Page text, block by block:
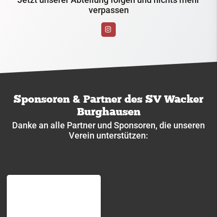
verpassen
Sponsoren & Partner des SV Wacker
Burghausen
Danke an alle Partner und Sponsoren, die unseren
Verein unterstützen: